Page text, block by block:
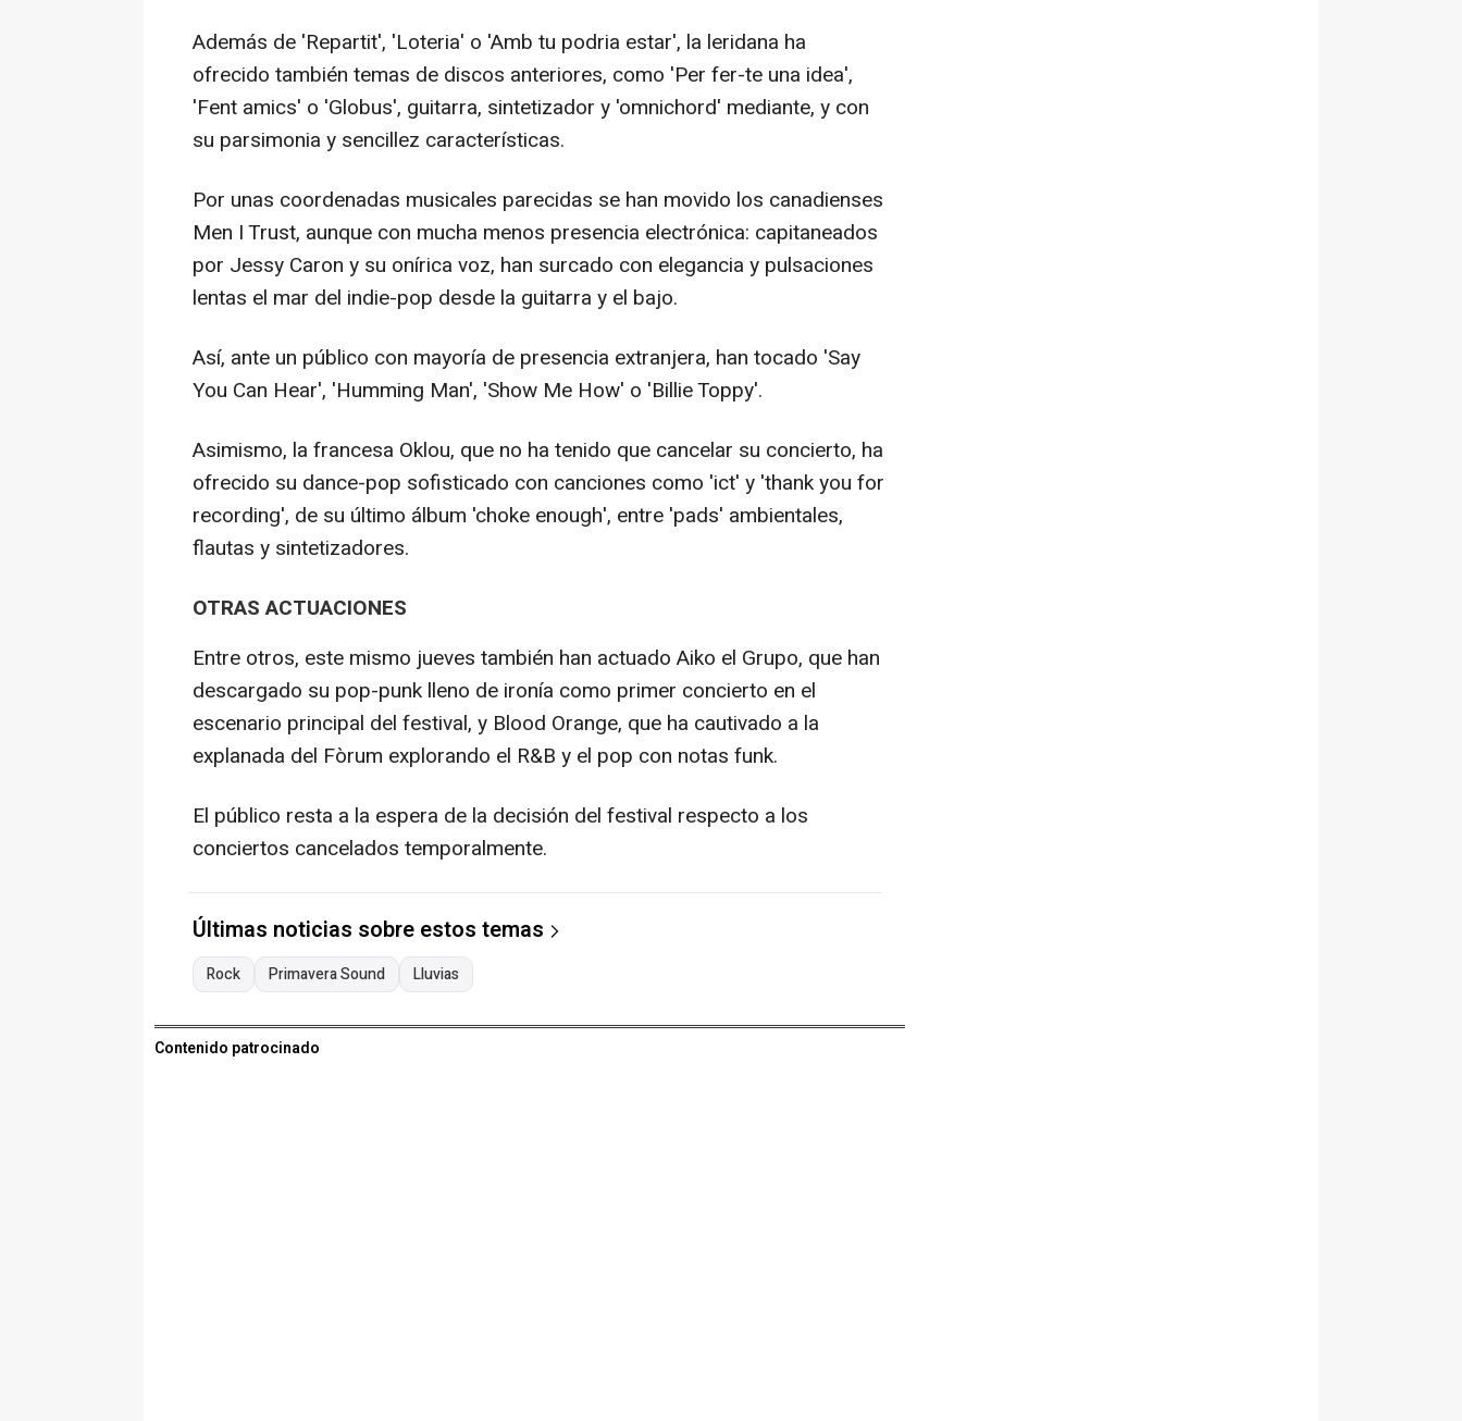
Además de 'Repartit', 'Loteria' o 'Amb tu podria estar', la leridana ha
ofrecido también temas de discos anteriores, como 'Per fer-te una idea',
'Fent amics' o 'Globus', guitarra, sintetizador y 'omnichord' mediante, y con
su parsimonia y sencillez características.
Por unas coordenadas musicales parecidas se han movido los canadienses
Men I Trust, aunque con mucha menos presencia electrónica: capitaneados
por Jessy Caron y su onírica voz, han surcado con elegancia y pulsaciones
lentas el mar del indie-pop desde la guitarra y el bajo.
Así, ante un público con mayoría de presencia extranjera, han tocado 'Say
You Can Hear', 'Humming Man', 'Show Me How' o 'Billie Toppy'.
Asimismo, la francesa Oklou, que no ha tenido que cancelar su concierto, ha
ofrecido su dance-pop sofisticado con canciones como 'ict' y 'thank you for
recording', de su último álbum 'choke enough', entre 'pads' ambientales,
flautas y sintetizadores.
OTRAS ACTUACIONES
Entre otros, este mismo jueves también han actuado Aiko el Grupo, que han
descargado su pop-punk lleno de ironía como primer concierto en el
escenario principal del festival, y Blood Orange, que ha cautivado a la
explanada del Fòrum explorando el R&B y el pop con notas funk.
El público resta a la espera de la decisión del festival respecto a los
conciertos cancelados temporalmente.
Últimas noticias sobre estos temas
Rock Primavera Sound Lluvias
Contenido patrocinado